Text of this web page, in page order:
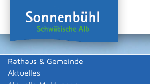
Rathaus & Gemeinde
Aktuelles
Sie sind hier: